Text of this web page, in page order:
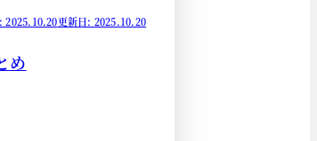
2025.10.20更新日: 2025.10.20
め